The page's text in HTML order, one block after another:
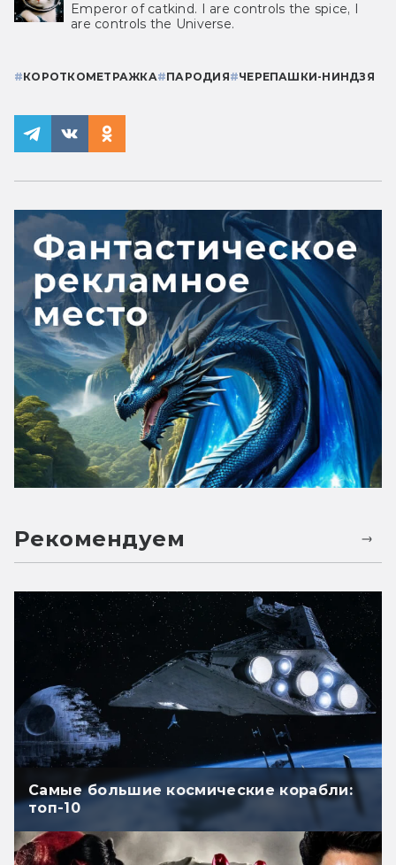
Emperor of catkind. I are controls the spice, I
are controls the Universe.
#КОРОТКОМЕТРАЖКА#ПАРОДИЯ#ЧЕРЕПАШКИ-НИНДЗЯ
Рекомендуем
Самые большие космические корабли:
топ-10